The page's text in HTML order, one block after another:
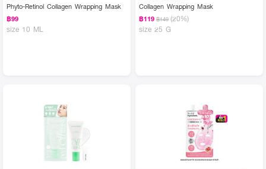
Phyto-Retinol Collagen Wrapping Mask
฿99
size 10 ML
Collagen Wrapping Mask
฿119 ฿149 (20%)
size 25 G